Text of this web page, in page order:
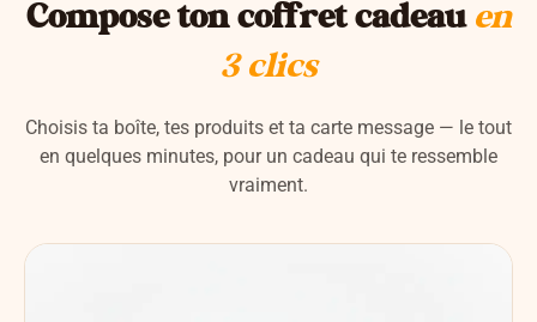
Compose ton coffret cadeau en
3 clics
Choisis ta boîte, tes produits et ta carte message — le tout
en quelques minutes, pour un cadeau qui te ressemble
vraiment.